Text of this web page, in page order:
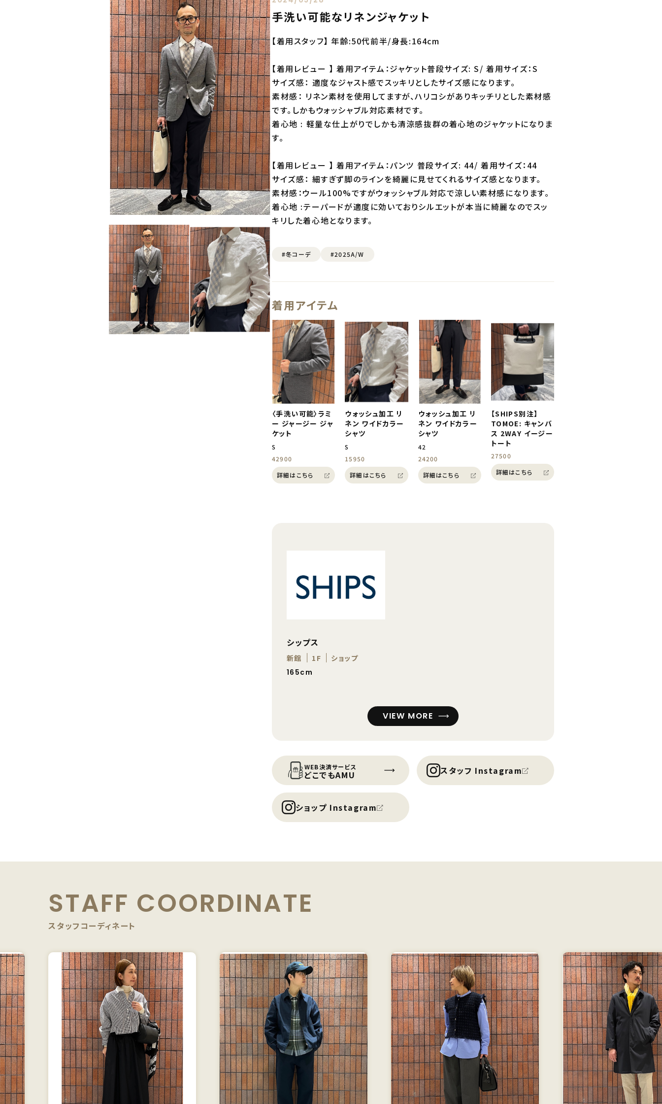
手洗い可能なリネンジャケット
【着用スタッフ】 年齢:50代前半/身長:164cm
【着用レビュー 】 着用アイテム：ジャケット普段サイズ: S/ 着用サイズ：S
サイズ感： 適度なジャスト感でスッキリとしたサイズ感になります。
素材感： リネン素材を使用してますが、ハリコシがありキッチリとした素材感
です。しかもウォッシャブル対応素材です。
着心地 : 軽量な仕上がりでしかも清涼感抜群の着心地のジャケットになりま
す。
【着用レビュー 】 着用アイテム：パンツ 普段サイズ: 44/ 着用サイズ：44
サイズ感： 細すぎず脚のラインを綺麗に見せてくれるサイズ感となります。
素材感：ウール100%ですがウォッシャブル対応で涼しい素材感になります。
着心地 :テーパードが適度に効いておりシルエットが本当に綺麗なのでスッ
キリした着心地となります。
#冬コーデ #2025A/W
着用アイテム
〈手洗い可能〉ラミ
ー ジャージー ジャ
ケット
S
42900
詳細はこちら
ウォッシュ加工 リ
ネン ワイドカラー
シャツ
S
15950
詳細はこちら
ウォッシュ加工 リ
ネン ワイドカラー
シャツ
42
24200
詳細はこちら
【SHIPS別注】
TOMOE: キャンバ
ス 2WAY イージー
トート
27500
詳細はこちら
シップス
新館 1F
ショップ
165cm
VIEW MORE
WEB決済サービス
どこでもAMU スタッフ Instagram
ショップ Instagram
STAFF COORDINATE
スタッフコーディネート